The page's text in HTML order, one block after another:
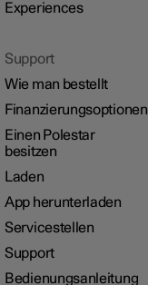
Experiences
Support
Wie man bestellt
Finanzierungsoptionen
Einen Polestar
besitzen
Laden
App herunterladen
Servicestellen
Support
Bedienungsanleitung